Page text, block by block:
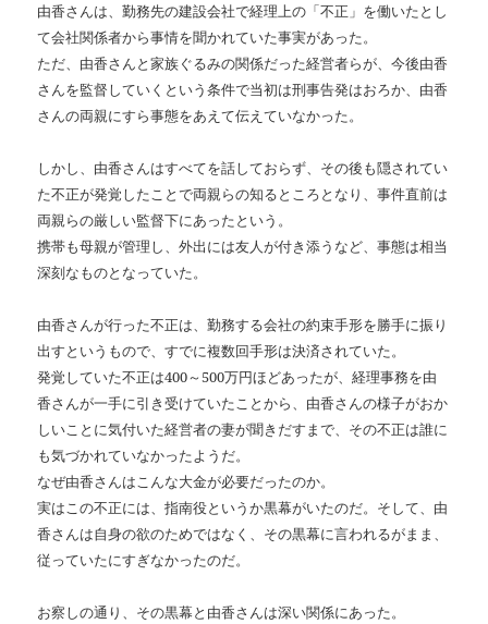
由香さんは、勤務先の建設会社で経理上の「不正」を働いたとし
て会社関係者から事情を聞かれていた事実があった。
ただ、由香さんと家族ぐるみの関係だった経営者らが、今後由香
さんを監督していくという条件で当初は刑事告発はおろか、由香
さんの両親にすら事態をあえて伝えていなかった。
しかし、由香さんはすべてを話しておらず、その後も隠されてい
た不正が発覚したことで両親らの知るところとなり、事件直前は
両親らの厳しい監督下にあったという。
携帯も母親が管理し、外出には友人が付き添うなど、事態は相当
深刻なものとなっていた。
由香さんが行った不正は、勤務する会社の約束手形を勝手に振り
出すというもので、すでに複数回手形は決済されていた。
発覚していた不正は400～500万円ほどあったが、経理事務を由
香さんが一手に引き受けていたことから、由香さんの様子がおか
しいことに気付いた経営者の妻が聞きだすまで、その不正は誰に
も気づかれていなかったようだ。
なぜ由香さんはこんな大金が必要だったのか。
実はこの不正には、指南役というか黒幕がいたのだ。そして、由
香さんは自身の欲のためではなく、その黒幕に言われるがまま、
従っていたにすぎなかったのだ。
お察しの通り、その黒幕と由香さんは深い関係にあった。